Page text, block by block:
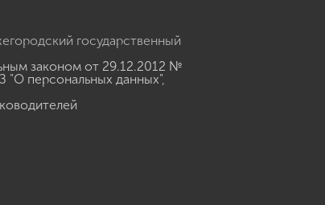
государственный
законом от 29.12.2012 №
персональных данных",